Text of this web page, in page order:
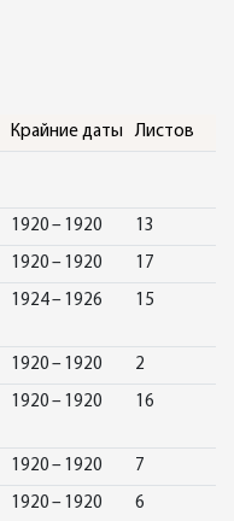
Крайние даты Листов
1920 – 1920 13
1920 – 1920 17
1924 – 1926 15
1920 – 1920 2
1920 – 1920 16
1920 – 1920 7
1920 – 1920 6